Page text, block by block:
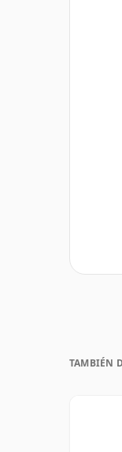
TAMBIÉN